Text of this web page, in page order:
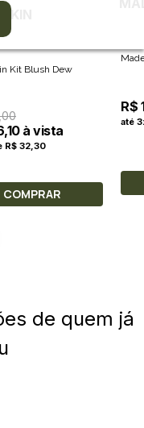
Kit Blush Dew
à vista
R$ 32,30
COMPRAR
R$
até
de quem já